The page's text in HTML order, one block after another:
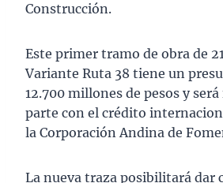
Construcción.
Este primer tramo de obra de
Variante Ruta 38 tiene un
12.700 millones de pesos y
parte con el crédito
la Corporación Andina de
La nueva traza posibilitará dar